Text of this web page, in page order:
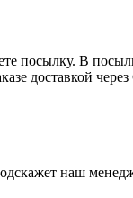
посылку. В
доставкой
наш